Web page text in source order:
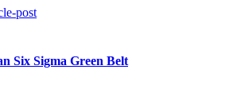
post
Six Sigma Green Belt